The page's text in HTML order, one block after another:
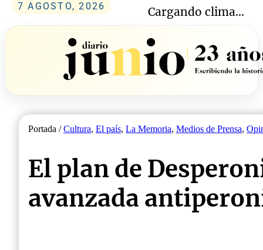
7 AGOSTO, 2026 Cargando clima...
Portada /Cultura, El país, La Memoria, Medios de Prensa,
El plan de
avanzada